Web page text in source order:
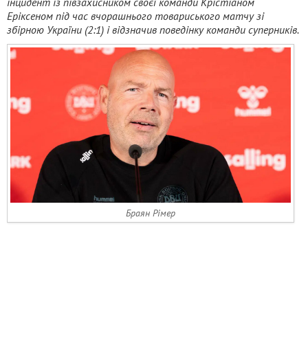
Еріксеном під час вчорашнього товариського матчу зі
збірною України (2:1) і відзначив поведінку команди суперників.
Браян Рімер